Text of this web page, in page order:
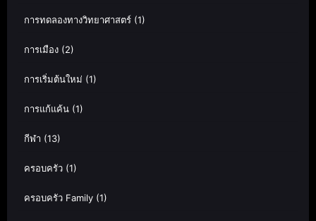
การทดลองทางวิทยาศาสตร์ (1)
การเมือง (2)
การเริ่มต้นใหม่ (1)
การแก้แค้น (1)
กีฬา (13)
ครอบครัว (1)
ครอบครัว Family (1)